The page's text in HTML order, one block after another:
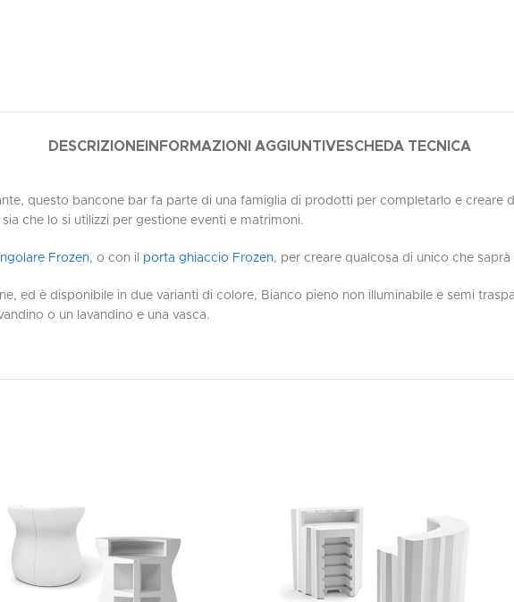
DESCRIZIONEINFORMAZIONI AGGIUNTIVESCHEDA TECNICA
questo bancone bar fa parte di una famiglia di prodotti per completarlo e creare
che lo si utilizzi per gestione eventi e matrimoni.
Frozen, o con il porta ghiaccio Frozen, per creare qualcosa di unico che
ed è disponibile in due varianti di colore, Bianco pieno non illuminabile e semi
o un lavandino e una vasca.